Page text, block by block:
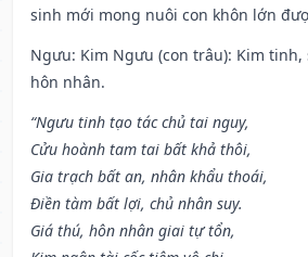
sinh mới mong nuôi con khôn lớn
Ngưu: Kim Ngưu (con trâu): Kim tinh,
hôn nhân.
“Ngưu tinh tạo tác chủ tai nguy,
Cửu hoành tam tai bất khả thôi,
Gia trạch bất an, nhân khẩu thoái,
Điền tàm bất lợi, chủ nhân suy.
Giá thú, hôn nhân giai tự tổn,